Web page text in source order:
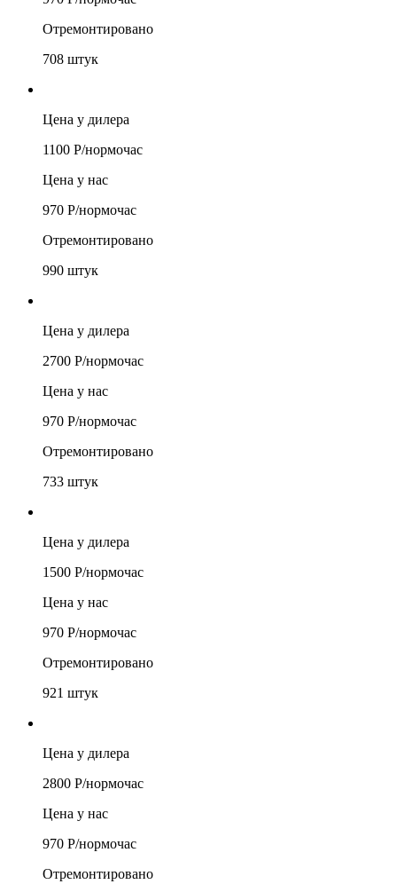
Отремонтировано
708 штук
Цена у дилера
1100 Р/нормочас
Цена у нас
970 Р/нормочас
Отремонтировано
990 штук
Цена у дилера
2700 Р/нормочас
Цена у нас
970 Р/нормочас
Отремонтировано
733 штук
Цена у дилера
1500 Р/нормочас
Цена у нас
970 Р/нормочас
Отремонтировано
921 штук
Цена у дилера
2800 Р/нормочас
Цена у нас
970 Р/нормочас
Отремонтировано